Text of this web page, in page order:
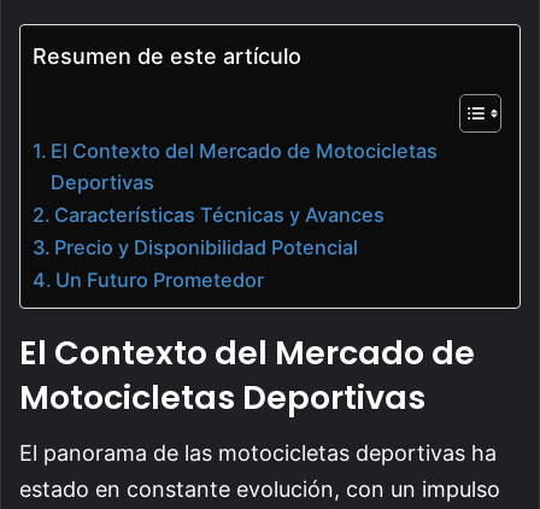
Resumen de este artículo
El Contexto del Mercado de Motocicletas
Deportivas
Características Técnicas y Avances
Precio y Disponibilidad Potencial
Un Futuro Prometedor
El Contexto del Mercado de
Motocicletas Deportivas
El panorama de las motocicletas deportivas ha
estado en constante evolución, con un impulso